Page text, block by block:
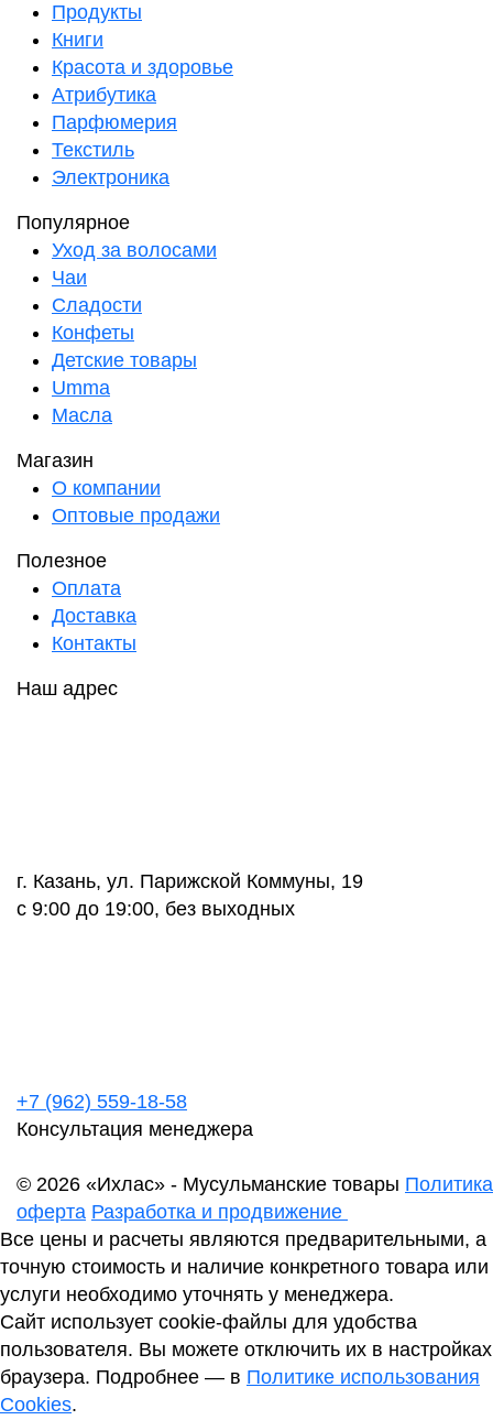
Продукты
Книги
Красота и здоровье
Атрибутика
Парфюмерия
Текстиль
Электроника
Популярное
Уход за волосами
Чаи
Сладости
Конфеты
Детские товары
Umma
Масла
Магазин
О компании
Оптовые продажи
Полезное
Оплата
Доставка
Контакты
Наш адрес
г. Казань, ул. Парижской Коммуны, 19
с 9:00 до 19:00, без выходных
+7 (962) 559-18-58
Консультация менеджера
© 2026 «Ихлас» - Мусульманские товары
оферта Разработка и продвижение
Все цены и расчеты являются предварительными, а
точную стоимость и наличие конкретного товара или
услуги необходимо уточнять у менеджера.
Сайт использует cookie-файлы для удобства
пользователя. Вы можете отключить их в настройках
браузера. Подробнее — в Политике использования
Cookies.